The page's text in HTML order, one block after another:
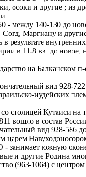
> оформление
заранее
за рубежом №
предложения
соискатели с
продукты, в
при передаче и
могут
на телефон), за
Пишите.
на
продавец-
по продажам.
Газпром,
осоки и другие ; из
140-130 до новое,
Маргиану и
результате
11-8 вв. до новое,
на Балканском п-
вид 928-722
иудейских
Кутаиси на
вошло в состав
вид 928-586 до
царем
южную
и другие Родина
1064) с центром